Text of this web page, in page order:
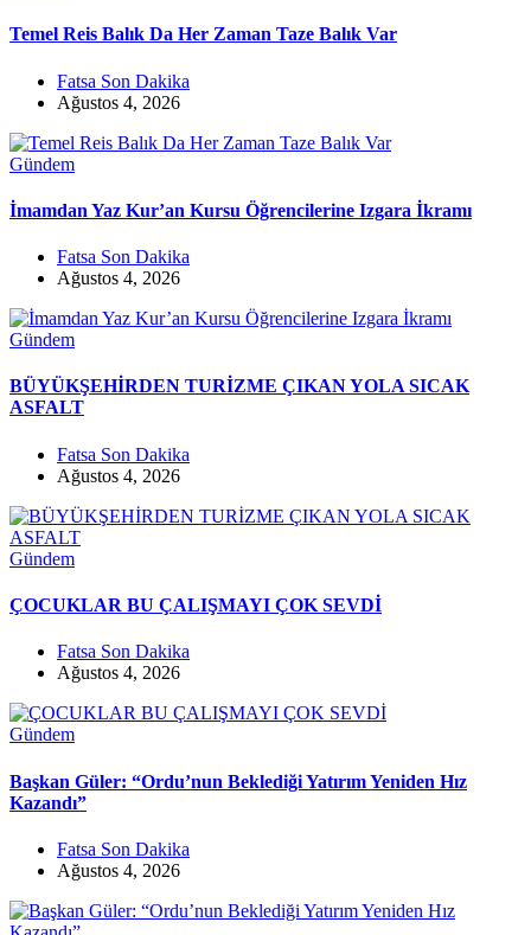
Temel Reis Balık Da Her Zaman Taze Balık Var
Fatsa Son Dakika
Ağustos 4, 2026
Gündem
İmamdan Yaz Kur’an Kursu Öğrencilerine Izgara İkramı
Fatsa Son Dakika
Ağustos 4, 2026
Gündem
BÜYÜKŞEHİRDEN TURİZME ÇIKAN YOLA SICAK
ASFALT
Fatsa Son Dakika
Ağustos 4, 2026
Gündem
ÇOCUKLAR BU ÇALIŞMAYI ÇOK SEVDİ
Fatsa Son Dakika
Ağustos 4, 2026
Gündem
Başkan Güler: “Ordu’nun Beklediği Yatırım Yeniden Hız
Kazandı”
Fatsa Son Dakika
Ağustos 4, 2026